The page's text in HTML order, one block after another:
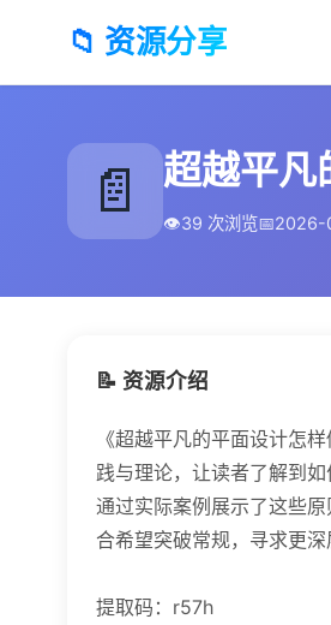
📁 资源分享
📄 超越平
👁️39 次浏览📅2026-
📝 资源介绍
《超越平凡的平面设计怎
践与理论，让读者了解到
通过实际案例展示了这些
合希望突破常规，寻求更深
提取码：r57h